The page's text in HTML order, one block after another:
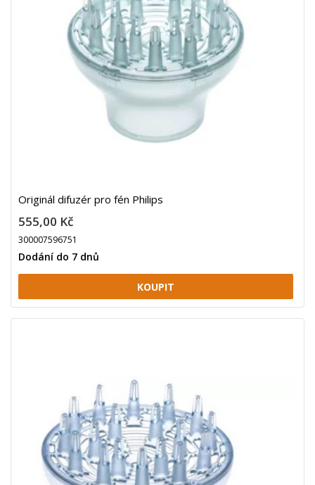
Originál difuzér pro fén Philips
555,00 Kč
300007596751
Dodání do 7 dnů